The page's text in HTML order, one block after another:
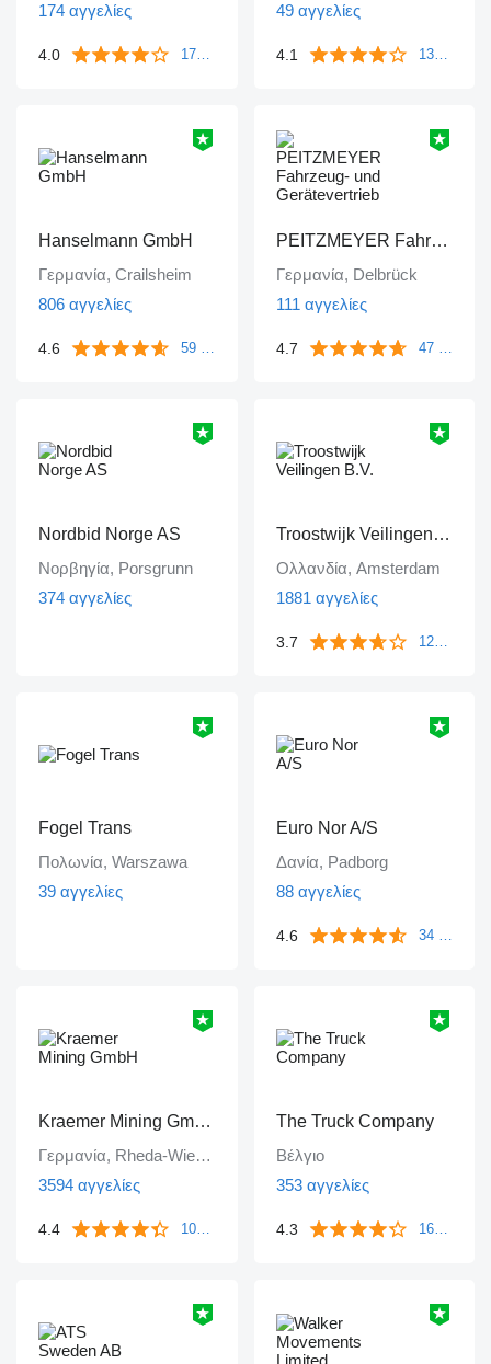
174 αγγελίες
4.0 172 ανατροφοδοτήσεις
49 αγγελίες
4.1 133 ανατροφοδοτήσεις
Hanselmann GmbH
Γερμανία, Crailsheim
806 αγγελίες
4.6 59 ανατροφοδοτήσεις
PEITZMEYER Fahrzeug- und Gerätevertrieb
Γερμανία, Delbrück
111 αγγελίες
4.7 47 ανατροφοδοτήσεις
Nordbid Norge AS
Νορβηγία, Porsgrunn
374 αγγελίες
Troostwijk Veilingen B.V.
Ολλανδία, Amsterdam
1881 αγγελίες
3.7 1249 ανατροφοδοτήσεις
Fogel Trans
Πολωνία, Warszawa
39 αγγελίες
Euro Nor A/S
Δανία, Padborg
88 αγγελίες
4.6 34 ανατροφοδοτήσεις
Kraemer Mining GmbH
Γερμανία, Rheda-Wiedenbrück
3594 αγγελίες
4.4 106 ανατροφοδοτήσεις
The Truck Company
Βέλγιο
353 αγγελίες
4.3 161 ανατροφοδοτήσεις